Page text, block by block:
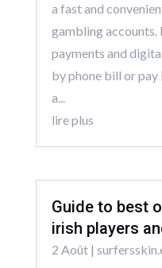
a fast and
gambling accounts.
payments and
by phone bill or
a...
lire plus
Guide to best
irish players
2 Août|